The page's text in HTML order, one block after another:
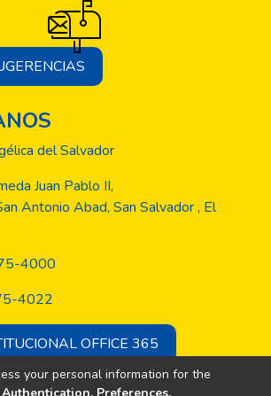
del Salvador
Juan Pablo II,
Antonio Abad, San Salvador , El
4000
4022
OFFICE 365
your personal information for the